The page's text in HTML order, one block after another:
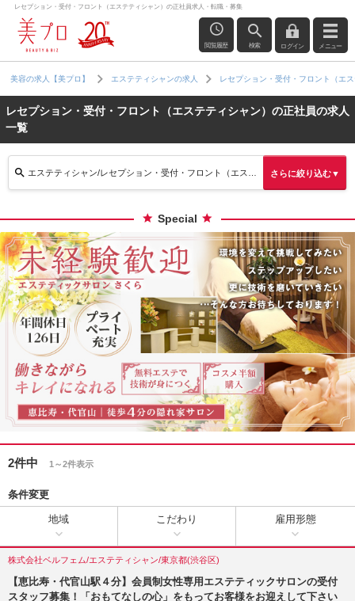
レセプション・受付・フロント（エステティシャン）の正社員求人・転職・募集
閲覧履歴 検索 ログイン メニュー
美容の求人【美プロ】 エステティシャンの求人 レセプション・受付・フロント（エ
レセプション・受付・フロント（エステティシャン）の正社員の求人
一覧
エステティシャン/レセプション・受付・フロント（エステティシャン）/正社員 さらに絞り込む▼
Special
2件中 1～2件表示
条件変更
地域 こだわり 雇用形態
株式会社ベルフェム/エステティシャン/東京都(渋谷区)
【恵比寿・代官山駅４分】会員制女性専用エステティックサロンの受付
スタッフ募集！「おもてなしの心」をもってお客様をお迎えして下さい